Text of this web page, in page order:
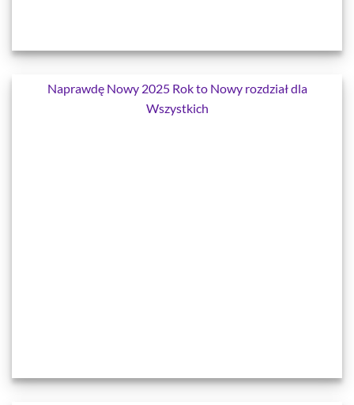
Naprawdę Nowy 2025 Rok to Nowy rozdział dla
Wszystkich